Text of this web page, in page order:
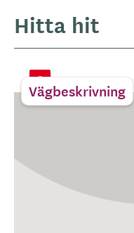
Hitta hit
Vägbeskrivning